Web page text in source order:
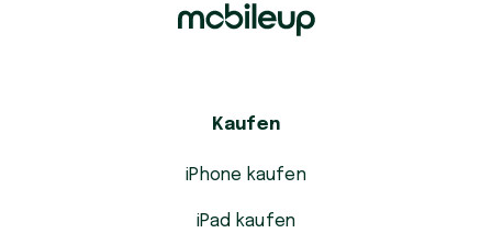
Kaufen
iPhone kaufen
iPad kaufen